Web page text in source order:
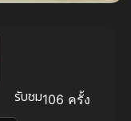
รับชม106 ครั้ง